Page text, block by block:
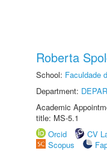
Roberta
School: Faculdade
Department:
Academic
title: MS-5.1
Orcid
CV
Scopus